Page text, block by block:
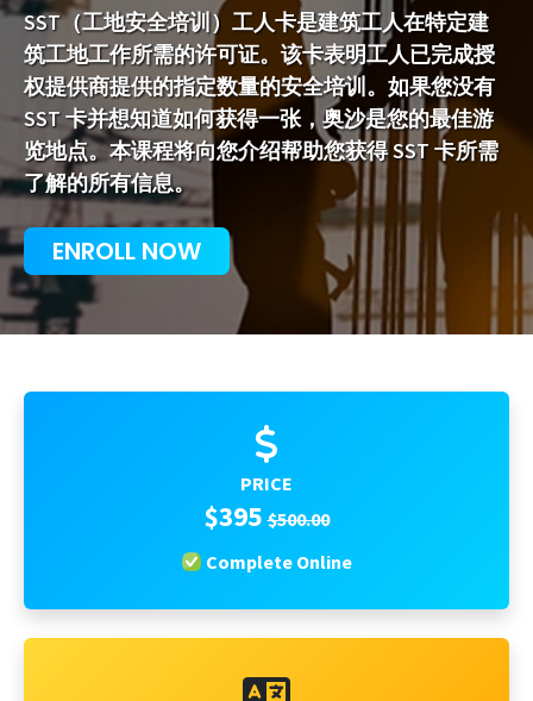
SST（工地安全培训）工人卡是建筑工人在特定建
筑工地工作所需的许可证。该卡表明工人已完成授
权提供商提供的指定数量的安全培训。如果您没有
SST 卡并想知道如何获得一张，奥沙是您的最佳游
览地点。本课程将向您介绍帮助您获得 SST 卡所需
了解的所有信息。
ENROLL NOW
PRICE
$395$500.00
Complete Online